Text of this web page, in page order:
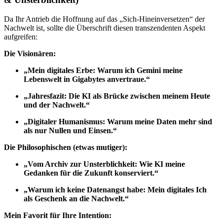
Da Ihr Antrieb die Hoffnung auf das „Sich-Hineinversetzen“ der
Nachwelt ist, sollte die Überschrift diesen transzendenten Aspekt
aufgreifen:
Die Visionären:
„Mein digitales Erbe: Warum ich Gemini meine
Lebenswelt in Gigabytes anvertraue.“
„Jahresfazit: Die KI als Brücke zwischen meinem Heute
und der Nachwelt.“
„Digitaler Humanismus: Warum meine Daten mehr sind
als nur Nullen und Einsen.“
Die Philosophischen (etwas mutiger):
„Vom Archiv zur Unsterblichkeit: Wie KI meine
Gedanken für die Zukunft konserviert.“
„Warum ich keine Datenangst habe: Mein digitales Ich
als Geschenk an die Nachwelt.“
Mein Favorit für Ihre Intention: